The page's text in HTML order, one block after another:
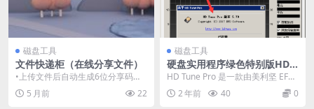
磁盘工具
文件快递柜（在线分享文件）
•上传文件后自动生成6位分享码和
分享链接 •文件默认保留24小时，
超期自动删除 ...
5 月前 22
磁盘工具
硬盘实用程序绿色特别版HD T
une Pro 5.70硬盘检测工具
HD Tune Pro 是一款由美利坚 EFD
软件科技公司精心设计与开发的极
为...2 年前 40 0